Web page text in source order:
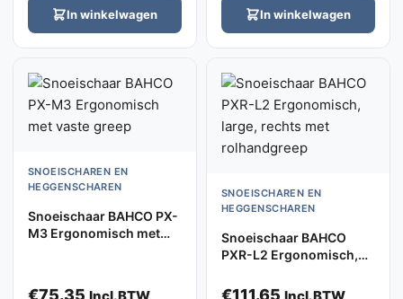
In winkelwagen In winkelwagen
SNOEISCHAREN EN
HEGGENSCHAREN
Snoeischaar BAHCO PX-
M3 Ergonomisch met
€75.35
SNOEISCHAREN EN
HEGGENSCHAREN
Snoeischaar BAHCO
PXR-L2 Ergonomisch,
rolhandgreep
€111.65